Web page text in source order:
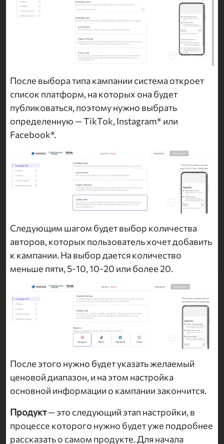
После выбора типа кампании система откроет
список платформ, на которых она будет
публиковаться, поэтому нужно выбрать
определенную — TikTok, Instagram* или
Facebook*.
Следующим шагом будет выбор количества
авторов, которых пользователь хочет добавить
к кампании. На выбор дается количество
меньше пяти, 5-10, 10-20 или более 20.
После этого нужно будет указать желаемый
ценовой диапазон, и на этом настройка
основной информации о кампании закончится.
Продукт— это следующий этап настройки, в
процессе которого нужно будет уже подробнее
рассказать о самом продукте. Для начала